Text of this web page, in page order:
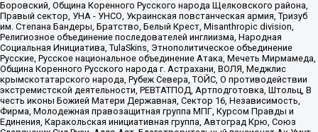
Боровский, Община Коренного Русского народа Щелковского района,
Правый сектор, УНА - УНСО, Украинская повстанческая армия, Тризуб
им. Степана Бандеры, Братство, Белый Крест, Misanthropic division,
Религиозное объединение последователей инглиизма, Народная
Социальная Инициатива, TulaSkins, Этнополитическое объединение
Русские, Русское национальное объединение Атака, Мечеть Мирмамеда,
Община Коренного Русского народа г. Астрахани, ВОЛЯ, Меджлис
крымскотатарского народа, Рубеж Севера, ТОЙС, О противодействии
экстремистской деятельности, РЕВТАТПОД, Артподготовка, Штольц, В
честь иконы Божией Матери Державная, Сектор 16, Независимость,
Фирма, Молодежная правозащитная группа МПГ, Курсом Правды и
Единения, Каракольская инициативная группа, Автоград Крю, Союз